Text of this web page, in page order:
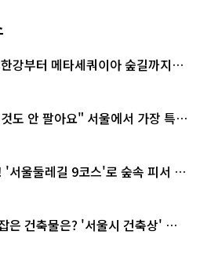
강부터 메타세쿼이아 숲길까지…
도 안 팔아요" 서울에서 가장 특별
'서울둘레길 9코스'로 숲속 피서 떠
은 건축물은? '서울시 건축상' 수